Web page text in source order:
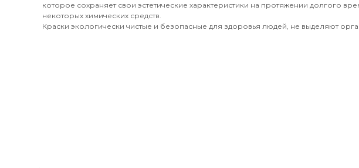
которое сохраняет свои эстетические характеристики на протяжении долгого
некоторых химических средств.
Краски экологически чистые и безопасные для здоровья людей, не выделяют